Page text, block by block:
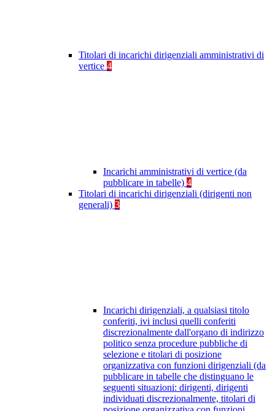
Titolari di incarichi dirigenziali amministrativi di
vertice 4
Incarichi amministrativi di vertice (da
pubblicare in tabelle) 4
Titolari di incarichi dirigenziali (dirigenti non
generali) 3
Incarichi dirigenziali, a qualsiasi titolo
conferiti, ivi inclusi quelli conferiti
discrezionalmente dall'organo di indirizzo
politico senza procedure pubbliche di
selezione e titolari di posizione
organizzativa con funzioni dirigenziali (da
pubblicare in tabelle che distinguano le
seguenti situazioni: dirigenti, dirigenti
individuati discrezionalmente, titolari di